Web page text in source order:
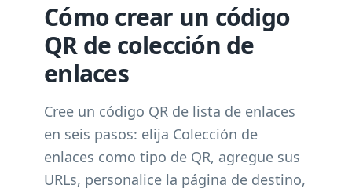
Cómo crear un código
QR de colección de
enlaces
Cree un código QR de lista de enlaces
en seis pasos: elija Colección de
enlaces como tipo de QR, agregue sus
URLs, personalice la página de destino,